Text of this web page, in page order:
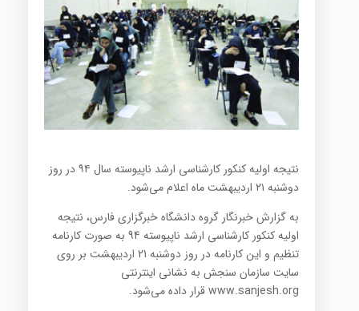
نتیجه اولیه کنکور کارشناسی ارشد ناپیوسته سال ۹۴ در روز
دوشنبه ۲۱ اردیبهشت ماه اعلام می‌شود.
به گزارش خبرنگار گروه دانشگاه خبرگزاری فارس، نتیجه
اولیه کنکور کارشناسی ارشد ناپیوسته 94 به صورت کارنامه
تنظیم و این کارنامه در روز دوشنبه 21 اردیبهشت بر روی
سایت سازمان سنجش به نشانی اینترنتی
www.sanjesh.org قرار داده می‌شود.